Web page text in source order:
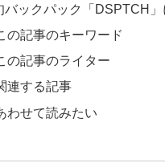
バックパック「DSPTCH
の記事のキーワード
の記事のライター
連する記事
わせて読みたい